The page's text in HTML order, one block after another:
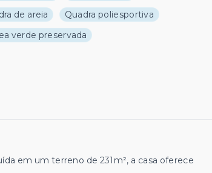
de areia
Quadra poliesportiva
verde preservada
em um terreno de 231m², a casa oferece